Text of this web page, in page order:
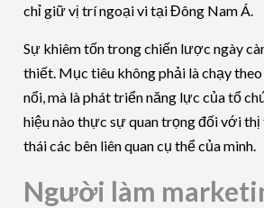
chỉ giữ vị trí ngoại vi tại Đông Nam Á.
Sự khiêm tốn trong chiến lược ngày
thiết. Mục tiêu không phải là chạy
nổi, mà là phát triển năng lực của tổ
hiệu nào thực sự quan trọng đối với
thái các bên liên quan cụ thể của mình.
Người làm